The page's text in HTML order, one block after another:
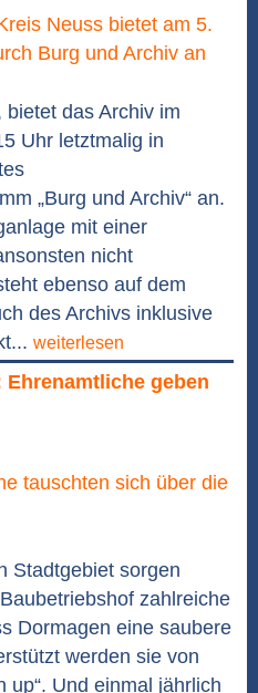
das Archiv im
Uhr letztmalig in
„Burg und Archiv“ an.
mit einer
nicht
ebenso auf dem
des Archivs inklusive
weiterlesen
geben
Stadtgebiet sorgen
zahlreiche
Dormagen eine saubere
werden sie von
up“. Und einmal jährlich